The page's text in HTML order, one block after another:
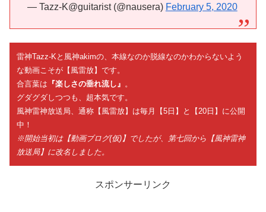
— Tazz-K@guitarist (@nausera) February 5, 2020
雷神Tazz-Kと風神akimの、本線なのか脱線なのかわからないよう
な動画こそが【風雷放】です。
合言葉は 『楽しさの垂れ流し』 。
グダグダしつつも、超本気です。
風神雷神放送局、通称【風雷放】は毎月【5日】と【20日】に公開
中！
※開始当初は【動画ブログ(仮)】でしたが、第七回から【風神雷神
放送局】に改名しました。
スポンサーリンク